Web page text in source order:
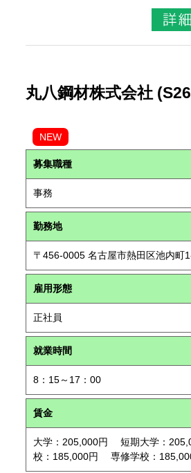
丸八鋼材株式会社
NEW
募集職種
事務
勤務地
〒456-0005 名古屋市熱田区池内町
雇用形態
正社員
就業時間
8：15～17：00
賃金
大学：205,000円 短期大学：
校：185,000円 専修学校：